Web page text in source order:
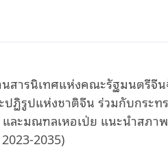
สารนิเทศแห่งคณะรัฐมนตรีจี
ฏิรูปแห่งชาติจีน ร่วมกับกระท
ละมณฑลเหอเป่ย แนะนำสภ
2035)